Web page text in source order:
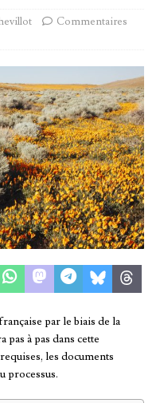
Commentaires
par le biais de la
à pas dans cette
les documents
processus.